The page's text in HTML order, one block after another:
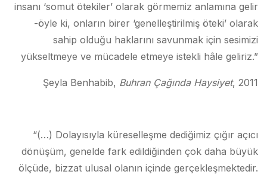
insanı ‘somut ötekiler’ olarak görmemiz anlamına gelir
-öyle ki, onların birer ‘genelleştirilmiş öteki’ olarak
sahip olduğu haklarını savunmak için sesimizi
yükseltmeye ve mücadele etmeye istekli hâle geliriz.”
Şeyla Benhabib, Buhran Çağında Haysiyet, 2011
“(…) Dolayısıyla küreselleşme dediğimiz çığır açıcı
dönüşüm, genelde fark edildiğinden çok daha büyük
ölçüde, bizzat ulusal olanın içinde gerçekleşmektedir.